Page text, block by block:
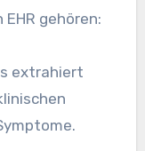
gehören:
extrahiert